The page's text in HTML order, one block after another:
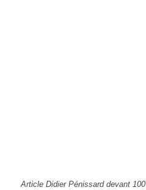
Article Didier Pénissard devant 100